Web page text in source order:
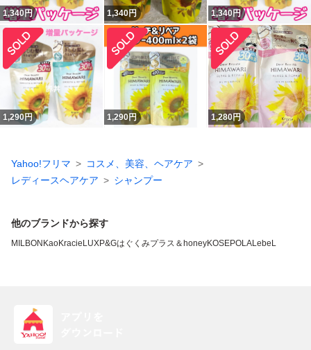
1,340円 1,340円 1,340円
1,290円 1,290円 1,280円
Yahoo!フリマ
コスメ、美容、ヘアケア
レディースヘアケア
シャンプー
他のブランドから探す
MILBON KaoKracie LUXP&Gはぐくみプラス ＆honeyKOSEPOLALebeL